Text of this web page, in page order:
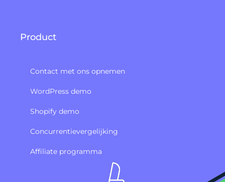
Product
Contact met ons opnemen
WordPress demo
Shopify demo
Concurrentievergelijking
Affiliate programma